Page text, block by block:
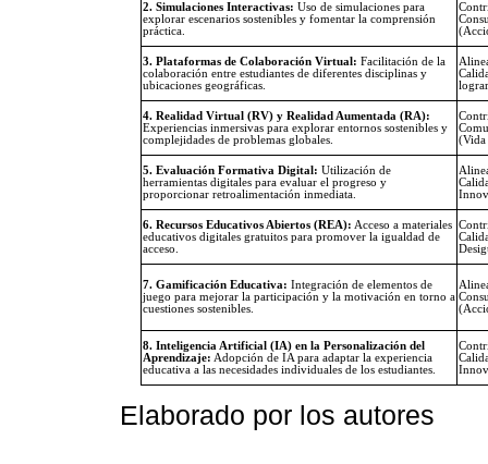
2. Simulaciones Interactivas: Uso de simulaciones para
explorar escenarios sostenibles y fomentar la comprensión
práctica.
3. Plataformas de Colaboración Virtual: Facilitación de la
colaboración entre estudiantes de diferentes disciplinas y
ubicaciones geográficas.
4. Realidad Virtual (RV) y Realidad Aumentada (RA):
Experiencias inmersivas para explorar entornos sostenibles y
complejidades de problemas globales.
(Vida
5. Evaluación Formativa Digital: Utilización de
herramientas digitales para evaluar el progreso y
proporcionar retroalimentación inmediata.
6. Recursos Educativos Abiertos (REA): Acceso a materiales
educativos digitales gratuitos para promover la igualdad de
acceso.
7. Gamificación Educativa: Integración de elementos de
juego para mejorar la participación y la motivación en torno a
cuestiones sostenibles.
8. Inteligencia Artificial (IA) en la Personalización del
Aprendizaje: Adopción de IA para adaptar la experiencia
educativa a las necesidades individuales de los estudiantes.
Elaborado por los autores